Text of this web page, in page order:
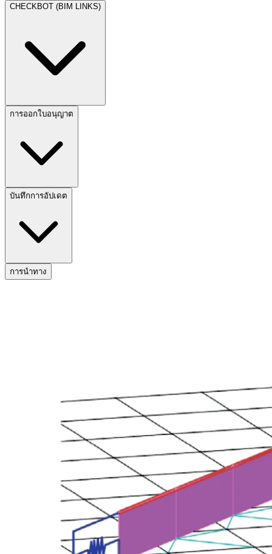
CHECKBOT (BIM LINKS)
การออกใบอนุญาต
บันทึกการอัปเดต
การนำทาง